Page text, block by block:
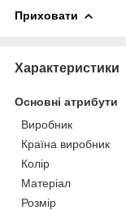
Приховати
Характеристики
Основні атрибути
Виробник
Країна виробник
Колір
Матеріал
Розмір